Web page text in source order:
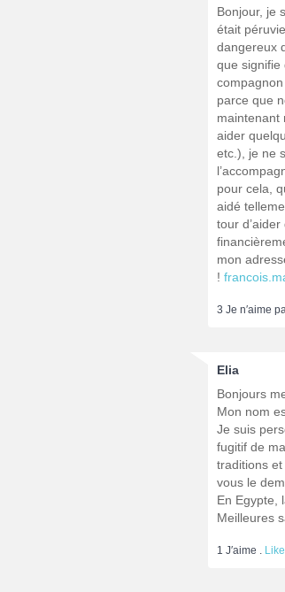
Bonjour, je
était
dangereux
que signifie
parce que
maintenant
aider
etc.), je ne
pour cela,
aidé
tour
mon
!
3 Je n′aime
Elia
Bonjours
Mon nom
Je suis
fugitif de
traditions
vous le
En Egypte,
Meilleures
1 J′aime . Like